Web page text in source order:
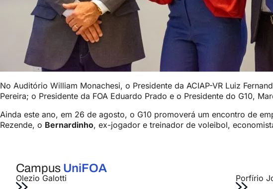
No Auditório William Monachesi, o Presidente da ACIAP-VR Luiz
Pereira; o Presidente da FOA Eduardo Prado e o Presidente do G10,
Ainda este ano, em 26 de agosto, o G10 promoverá um encontro de
Rezende, o Bernardinho, ex-jogador e treinador de voleibol,
Campus UniFOA
Olezio Galotti
Porfírio